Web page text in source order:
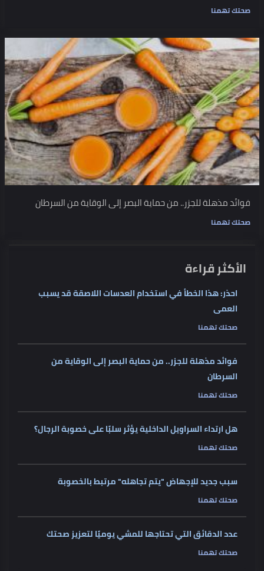
صحتك تهمنا
فوائد مذهلة للجزر.. من حماية البصر إلى الوقاية من السرطان
صحتك تهمنا
الأكثر قراءة
احذر: هذا الخطأ في استخدام العدسات اللاصقة قد يسبب
العمى
صحتك تهمنا
فوائد مذهلة للجزر.. من حماية البصر إلى الوقاية من
السرطان
صحتك تهمنا
هل ارتداء السراويل الداخلية يؤثر سلبًا على خصوبة الرجال؟
صحتك تهمنا
سبب جديد للإجهاض "يتم تجاهله" مرتبط بالخصوبة
صحتك تهمنا
عدد الدقائق التي تحتاجها للمشي يوميًا لتعزيز صحتك
صحتك تهمنا